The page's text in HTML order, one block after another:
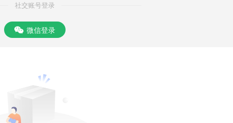
社交账号登录
微信登录